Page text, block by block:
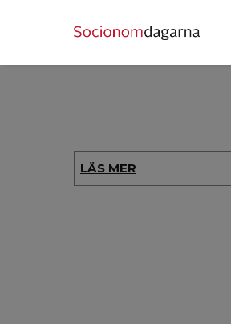
LÄS MER